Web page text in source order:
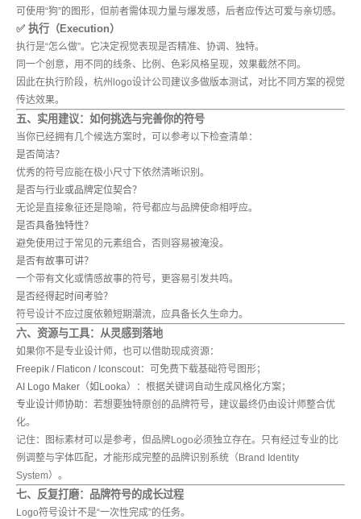
可使用“狗”的图形，但前者需体现力量与爆发感，后者应传达可爱与亲切感。
✅ 执行（Execution）
执行是“怎么做”。它决定视觉表现是否精准、协调、独特。
同一个创意，用不同的线条、比例、色彩风格呈现，效果截然不同。
因此在执行阶段，杭州logo设计公司建议多做版本测试，对比不同方案的视觉
传达效果。
五、实用建议：如何挑选与完善你的符号
当你已经拥有几个候选方案时，可以参考以下检查清单：
是否简洁？
优秀的符号应能在极小尺寸下依然清晰识别。
是否与行业或品牌定位契合？
无论是直接象征还是隐喻，符号都应与品牌使命相呼应。
是否具备独特性？
避免使用过于常见的元素组合，否则容易被淹没。
是否有故事可讲？
一个带有文化或情感故事的符号，更容易引发共鸣。
是否经得起时间考验？
符号设计不应过度依赖短期潮流，应具备长久生命力。
六、资源与工具：从灵感到落地
如果你不是专业设计师，也可以借助现成资源：
Freepik / Flaticon / Iconscout：可免费下载基础符号图形；
AI Logo Maker（如Looka）
：根据关键词自动生成风格化方案；
专业设计师协助 ：若想要独特原创的品牌符号，建议最终仍由设计师整合优
化。
记住：图标素材可以是参考，但品牌Logo必须独立存在。只有经过专业的比
例调整与字体匹配，才能形成完整的品牌识别系统（Brand Identity
System）。
七、反复打磨：品牌符号的成长过程
Logo符号设计不是“一次性完成”的任务。